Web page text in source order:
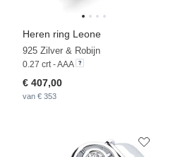
Heren ring Leone
925 Zilver & Robijn
0.27 crt - AAA
€ 407,00
van € 353